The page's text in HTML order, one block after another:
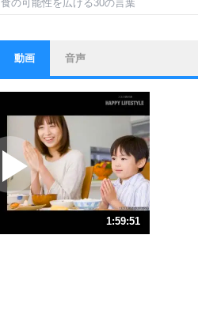
食の可能性を広げる30の言葉
ストレス対策
他人と比べない。
いっそのこと、他人を見ない。
プラス思考
ポジティブになれない原因は、行動
しないから。
ポジティブ思考になる30の方法
ストレス対策
動画 音声
1:59:51